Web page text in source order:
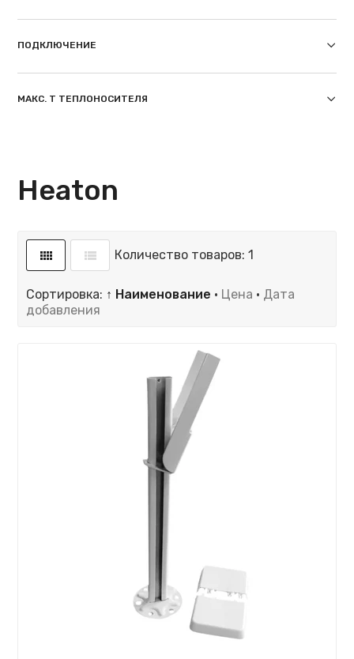
ПОДКЛЮЧЕНИЕ
МАКС. T ТЕПЛОНОСИТЕЛЯ
Heaton
Количество товаров: 1
Сортировка: ↑ Наименование · Цена · Дата
добавления